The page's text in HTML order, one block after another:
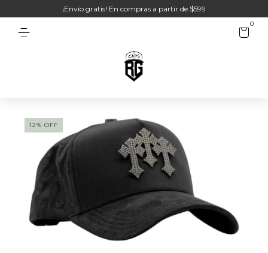
¡Envío gratis! En compras a partir de $599
0
12% OFF